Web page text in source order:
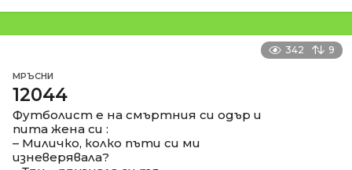
342 9
МРЪСНИ
12044
Футболист е на смъртния си одър и
пита жена си :
– Миличко, колко пъти си ми
изневерявала?